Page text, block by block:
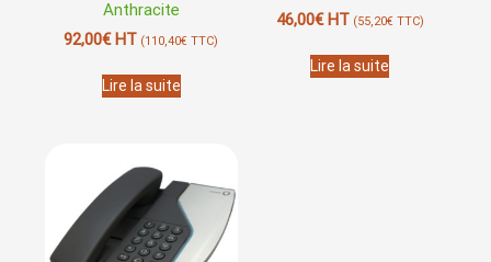
Anthracite
92,00€HT (110,40€ TTC)
Lire la suite
46,00€HT (55,20€TTC)
Lire la suite